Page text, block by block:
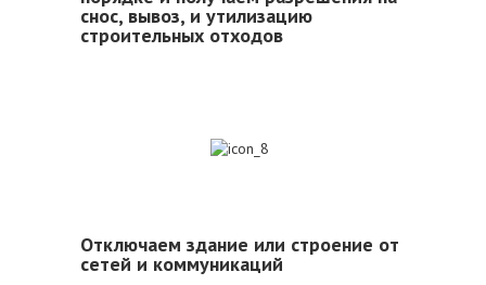
снос, вывоз, и утилизацию
строительных отходов
Отключаем здание или строение от
сетей и коммуникаций